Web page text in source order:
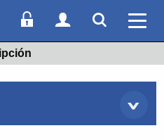
Correo webAcceso Socios
Acceso